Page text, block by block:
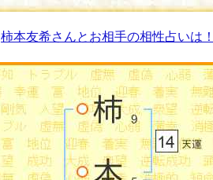
柿本友希さんとお相手の相性占いは！